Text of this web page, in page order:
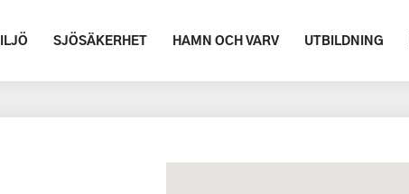
SJÖSÄKERHET HAMN OCH VARV UTBILDNING